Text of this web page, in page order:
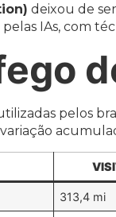
deixou de
IAs, com
pelos
313,4 mi